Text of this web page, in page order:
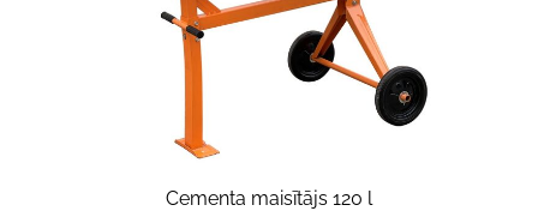
Cementa maisītājs 120 l